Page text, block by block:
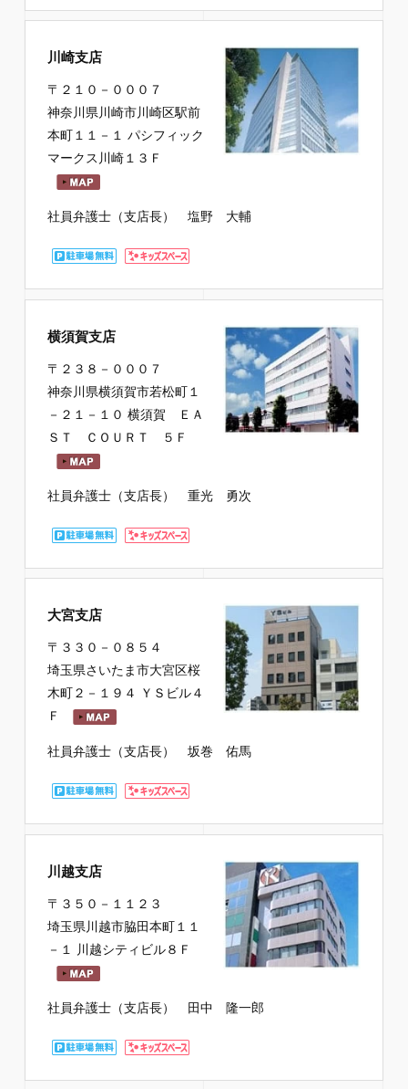
川崎支店
〒２１０－０００７
神奈川県川崎市川崎区駅前
本町１１－１ パシフィック
マークス川崎１３Ｆ
社員弁護士（支店長） 塩野 大輔
横須賀支店
〒２３８－０００７
神奈川県横須賀市若松町１
－２１－１０ 横須賀 ＥＡ
ＳＴ ＣＯＵＲＴ ５Ｆ
社員弁護士（支店長） 重光 勇次
大宮支店
〒３３０－０８５４
埼玉県さいたま市大宮区桜
木町２－１９４ ＹＳビル４
Ｆ
社員弁護士（支店長） 坂巻 佑馬
川越支店
〒３５０－１１２３
埼玉県川越市脇田本町１１
－１ 川越シティビル８Ｆ
社員弁護士（支店長） 田中 隆一郎